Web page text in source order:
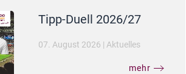
Tipp-Duell 2026/27
07. August 2026 | Aktuelles
mehr